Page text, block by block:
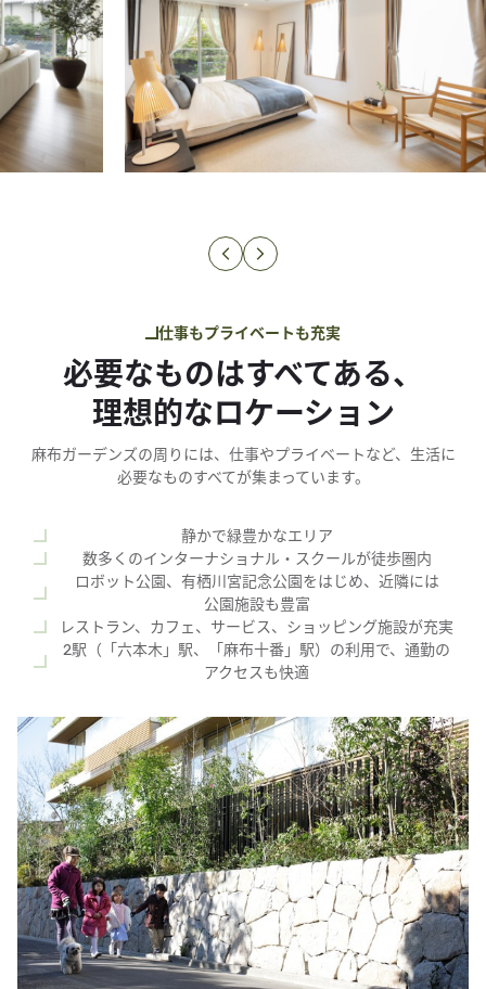
仕事も​プライベートも​充実
必要な​​ものは​​すべてある、​​
理想的な​​ロケーション
麻布ガーデンズの​​周りには、​​仕事や​​プライベートなど、​​生活に​​
必要な​​もの​すべてが​​集まっています。
静かで​​緑豊かな​​エリア
数​多くの​​インターナショナル・スクールが​​徒歩圏内
ロボット公園、​​有栖川宮記念公園を​​は​じめ、​​近隣には​​
公園施設も​​豊富
レストラン、​​カフェ、​​サービス、​​ショッピング施設が​​充実
2駅​（​「六本木」駅、​​「麻布十番」​​駅）の​​利用で、​​通勤の​​
アクセスも​​快適